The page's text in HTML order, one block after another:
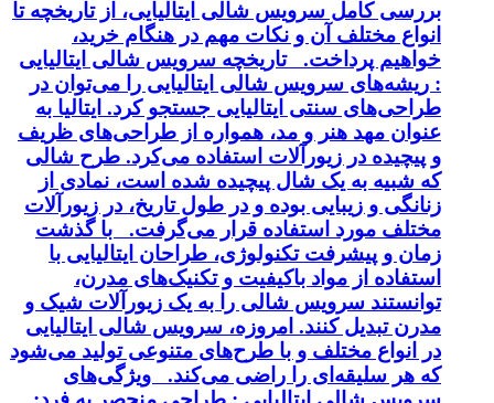
بررسی کامل سرویس شالی ایتالیایی، از تاریخچه تا
انواع مختلف آن و نکات مهم در هنگام خرید،
خواهیم پرداخت. تاریخچه سرویس شالی ایتالیایی
: ریشه‌های سرویس شالی ایتالیایی را می‌توان در
طراحی‌های سنتی ایتالیایی جستجو کرد. ایتالیا به
عنوان مهد هنر و مد، همواره از طراحی‌های ظریف
و پیچیده در زیورآلات استفاده می‌کرد. طرح شالی
که شبیه به یک شال پیچیده شده است، نمادی از
زنانگی و زیبایی بوده و در طول تاریخ، در زیورآلات
مختلف مورد استفاده قرار می‌گرفت. با گذشت
زمان و پیشرفت تکنولوژی، طراحان ایتالیایی با
استفاده از مواد باکیفیت و تکنیک‌های مدرن،
توانستند سرویس شالی را به یک زیورآلات شیک و
مدرن تبدیل کنند. امروزه، سرویس شالی ایتالیایی
در انواع مختلف و با طرح‌های متنوعی تولید می‌شود
که هر سلیقه‌ای را راضی می‌کند. ویژگی‌های